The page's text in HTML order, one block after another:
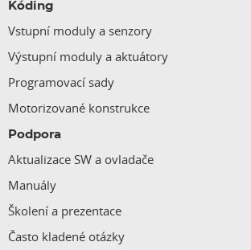
Kóding
Vstupní moduly a senzory
Výstupní moduly a aktuátory
Programovací sady
Motorizované konstrukce
Podpora
Aktualizace SW a ovladače
Manuály
Školení a prezentace
Často kladené otázky